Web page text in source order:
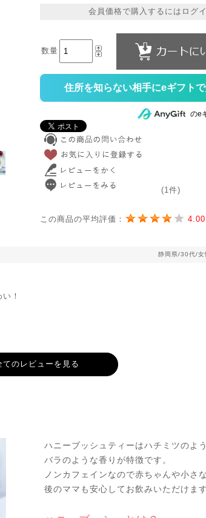
会員価格で購入するにはログ
数量
住所を知らない相手にeギフト
のe
(1件)
この商品の平均評価： 4.00
静岡県/30代/女
！
てのレビューを見る
ハニーブッシュティーはハチミツのよ
バラのような香りが特徴です。
ノンカフェインなので赤ちゃんや小さ
後のママも安心してお飲みいただけます